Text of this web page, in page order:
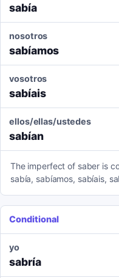
sabía
nosotros
sabíamos
vosotros
sabíais
ellos/ellas/ustedes
sabían
The imperfect of saber is
sabía, sabíamos, sabíais,
Conditional
yo
sabría